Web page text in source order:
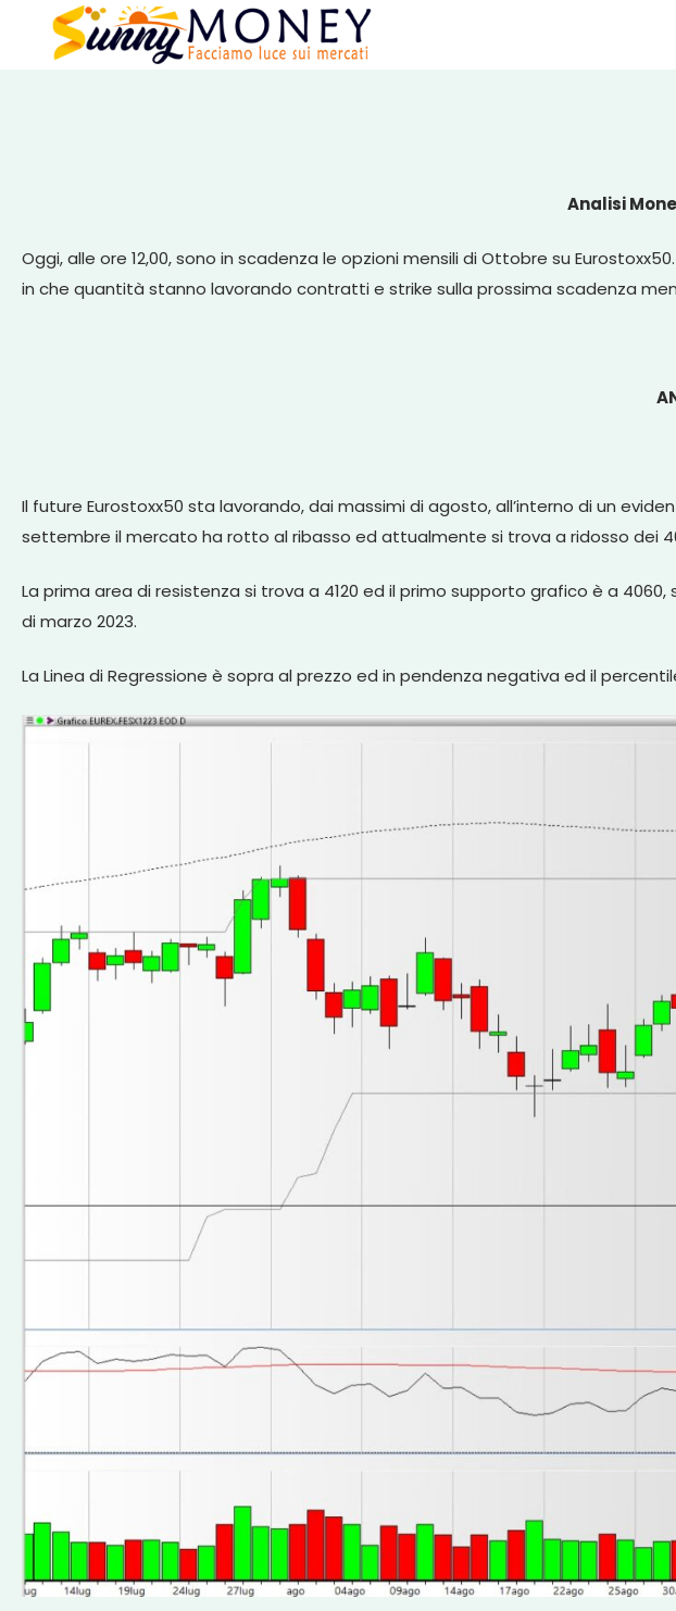
Analisi
Oggi, alle ore 12,00, sono in scadenza le opzioni mensili di Ottobre su
in che quantità stanno lavorando contratti e strike sulla prossima scadenza
Il future Eurostoxx50 sta lavorando, dai massimi di agosto, all’interno di un
settembre il mercato ha rotto al ribasso ed attualmente si trova a ridosso dei
La prima area di resistenza si trova a 4120 ed il primo supporto grafico è a
di marzo 2023.
La Linea di Regressione è sopra al prezzo ed in pendenza negativa ed il